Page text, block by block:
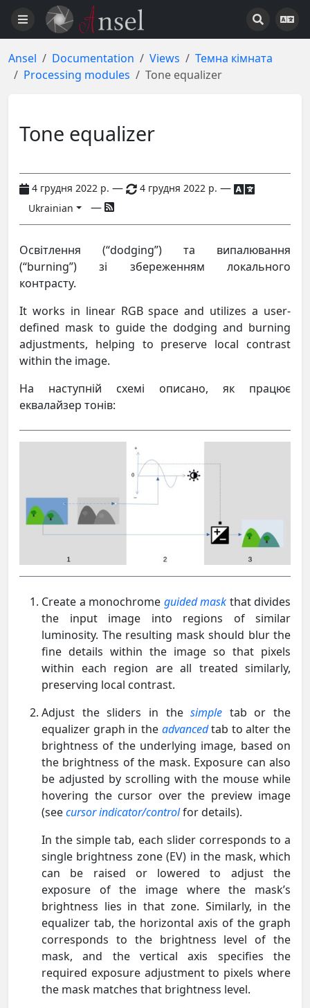
Ansel Documentation Views
Темна кімната
Processing modules
Tone equalizer
Tone equalizer
4 грудня 2022 р. — 4 грудня 2022 р. —
Ukrainian —
Освітлення (“dodging”) та випалювання
(“burning”) зі збереженням локального
контрасту.
It works in linear RGB space and utilizes a user-
defined mask to guide the dodging and burning
adjustments, helping to preserve local contrast
within the image.
На наступній схемі описано, як працює
еквалайзер тонів:
Create a monochrome guided mask that divides
the input image into regions of similar
luminosity. The resulting mask should blur the
fine details within the image so that pixels
within each region are all treated similarly,
preserving local contrast.
Adjust the sliders in thesimple tab or the
equalizer graph in the advancedtab to alter the
brightness of the underlying image, based on
the brightness of the mask. Exposure can also
be adjusted by scrolling with the mouse while
hovering the cursor over the preview image
(seecursor indicator/controlfor details).
In the simple tab, each slider corresponds to a
single brightness zone (EV) in the mask, which
can be raised or lowered to adjust the
exposure of the image where the mask’s
brightness lies in that zone. Similarly, in the
equalizer tab, the horizontal axis of the graph
corresponds to the brightness level of the
mask, and the vertical axis specifies the
required exposure adjustment to pixels where
the mask matches that brightness level.